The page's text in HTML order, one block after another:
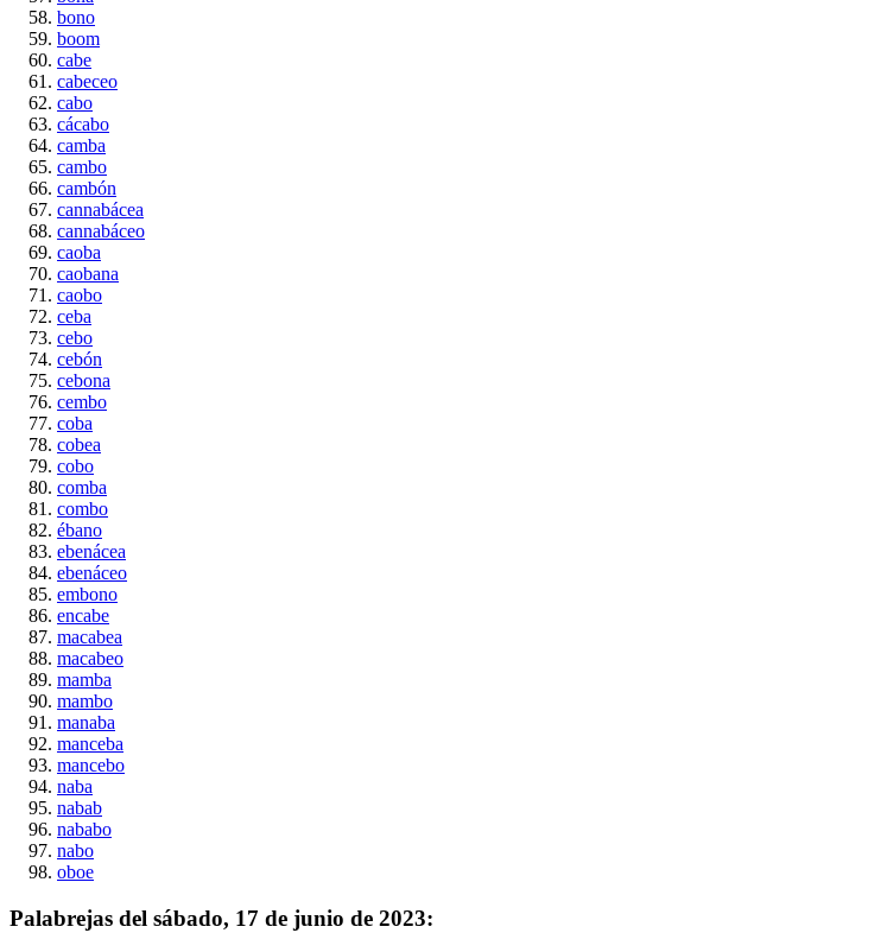
bono
boom
cabe
cabeceo
cabo
cácabo
camba
cambo
cambón
cannabácea
cannabáceo
caoba
caobana
caobo
ceba
cebo
cebón
cebona
cembo
coba
cobea
cobo
comba
combo
ébano
ebenácea
ebenáceo
embono
encabe
macabea
macabeo
mamba
mambo
manaba
manceba
mancebo
naba
nabab
nababo
nabo
oboe
Palabrejas del sábado, 17 de junio de 2023: